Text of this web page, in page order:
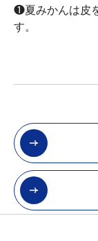
❶夏みかんは皮
す。